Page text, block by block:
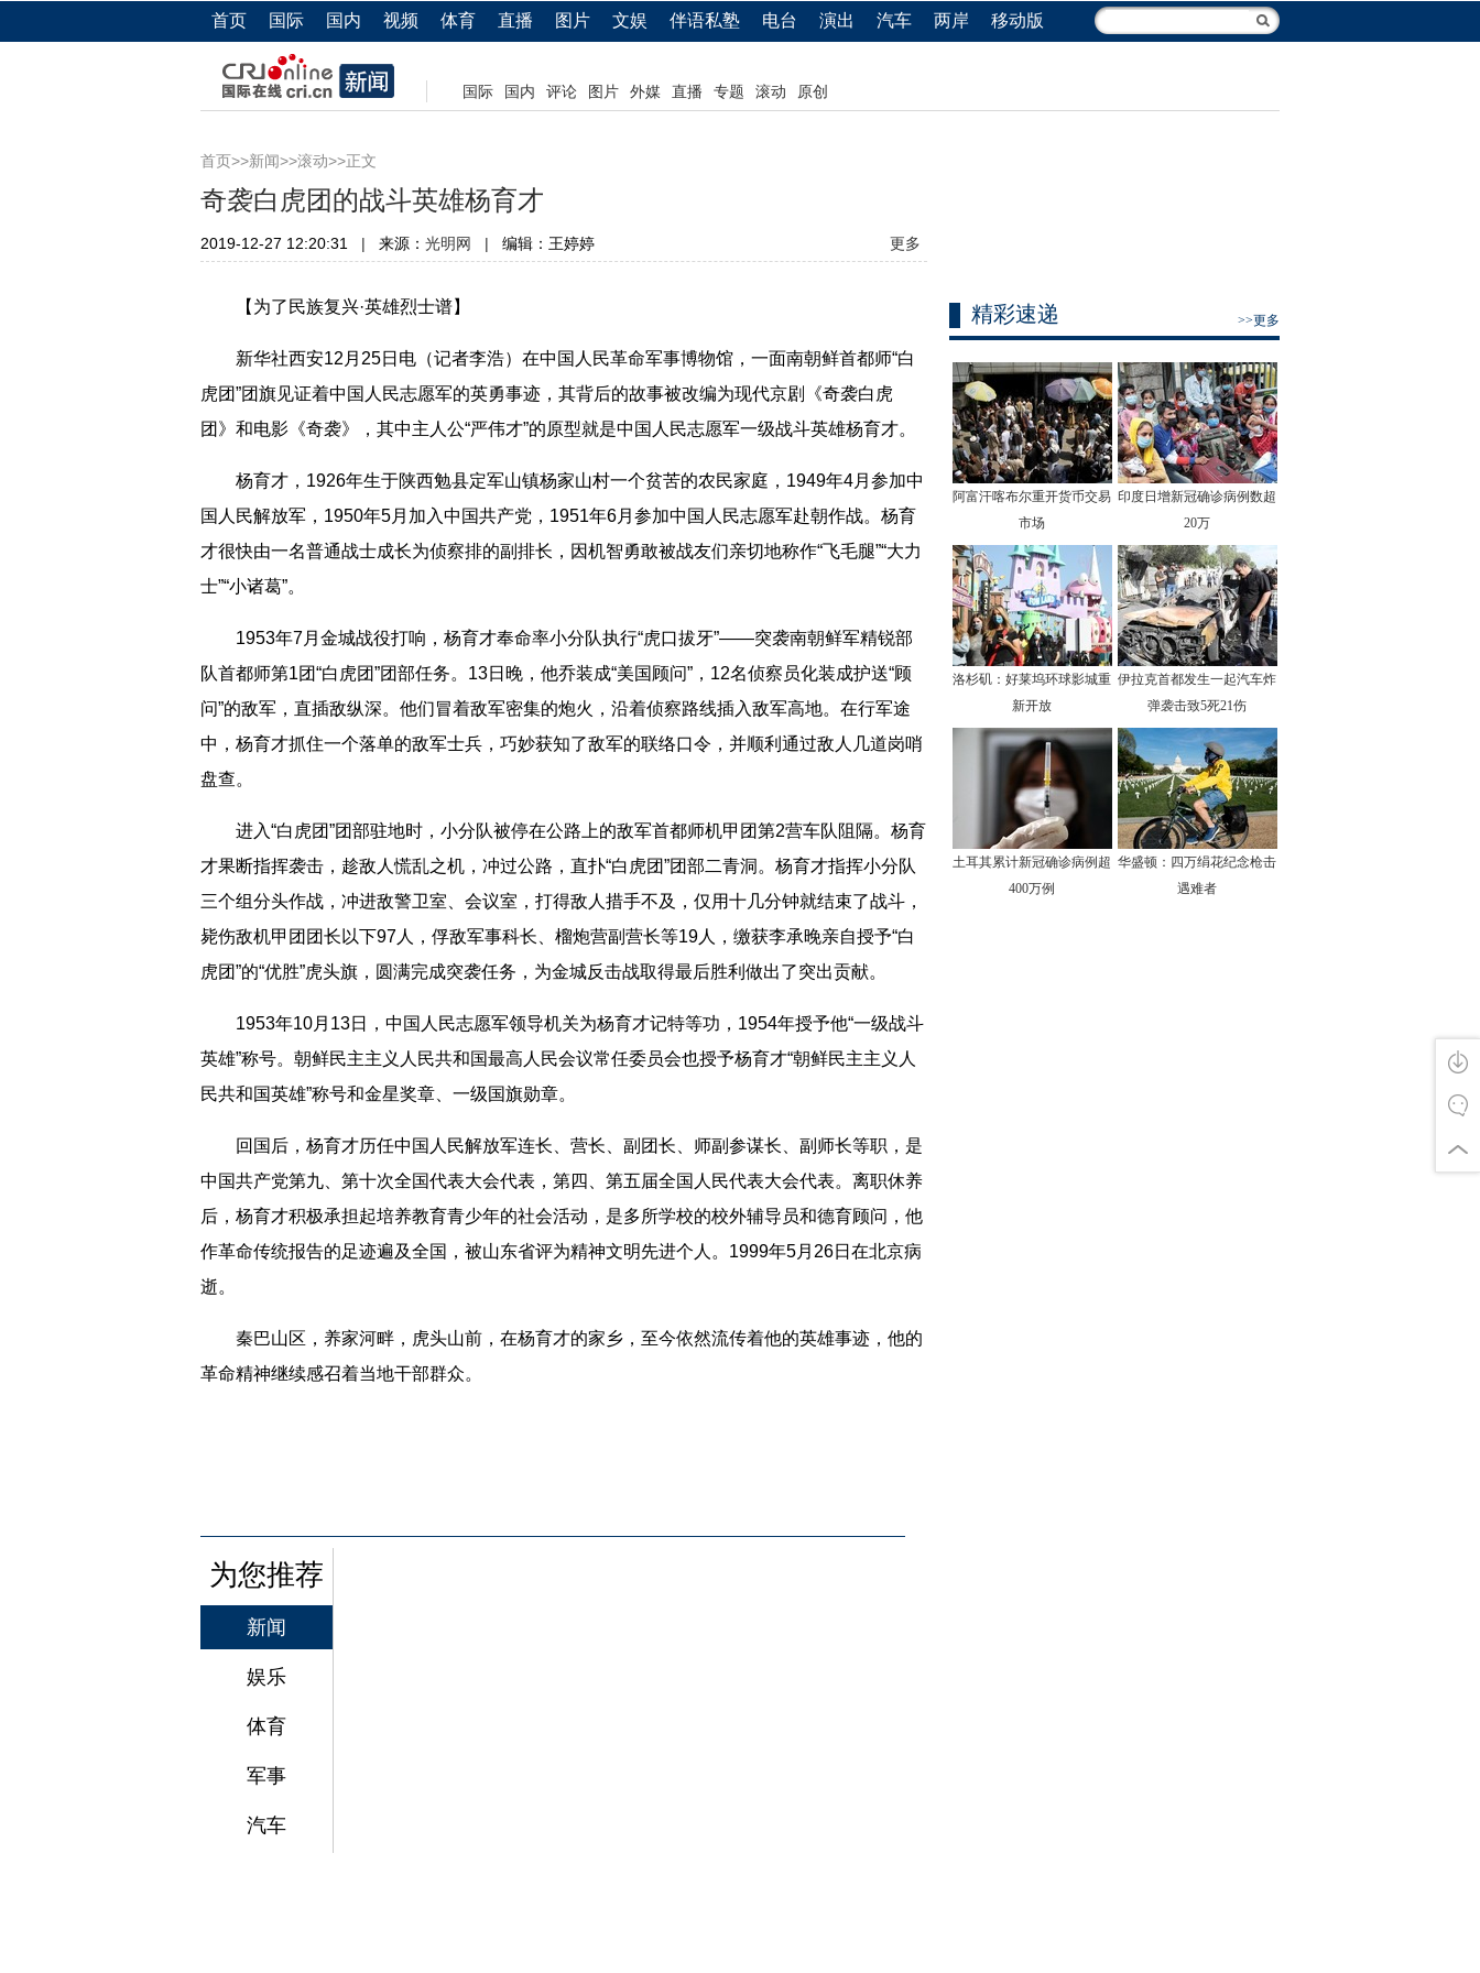
首页 国际 国内 视频 体育 直播 图片 文娱 伴语私塾 电台 演出 汽车 两岸 移动版
国际 国内 评论 图片 外媒 直播 专题 滚动 原创
首页 >>新闻>>滚动>>正文
奇袭白虎团的战斗英雄杨育才
2019-12-27 12:20:31 | 来源： 光明网 | 编辑：王婷婷 更多
【为了民族复兴·英雄烈士谱】
新华社西安12月25日电（记者李浩）在中国人民革命军事博物馆，一面南朝鲜首都师“白
虎团”团旗见证着中国人民志愿军的英勇事迹，其背后的故事被改编为现代京剧《奇袭白虎
团》和电影《奇袭》，其中主人公“严伟才”的原型就是中国人民志愿军一级战斗英雄杨育才。
杨育才，1926年生于陕西勉县定军山镇杨家山村一个贫苦的农民家庭，1949年4月参加中
国人民解放军，1950年5月加入中国共产党，1951年6月参加中国人民志愿军赴朝作战。杨育
才很快由一名普通战士成长为侦察排的副排长，因机智勇敢被战友们亲切地称作“飞毛腿”“大力
士”“小诸葛”。
1953年7月金城战役打响，杨育才奉命率小分队执行“虎口拔牙”——突袭南朝鲜军精锐部
队首都师第1团“白虎团”团部任务。13日晚，他乔装成“美国顾问”，12名侦察员化装成护送“顾
问”的敌军，直插敌纵深。他们冒着敌军密集的炮火，沿着侦察路线插入敌军高地。在行军途
中，杨育才抓住一个落单的敌军士兵，巧妙获知了敌军的联络口令，并顺利通过敌人几道岗哨
盘查。
进入“白虎团”团部驻地时，小分队被停在公路上的敌军首都师机甲团第2营车队阻隔。杨育
才果断指挥袭击，趁敌人慌乱之机，冲过公路，直扑“白虎团”团部二青洞。杨育才指挥小分队
三个组分头作战，冲进敌警卫室、会议室，打得敌人措手不及，仅用十几分钟就结束了战斗，
毙伤敌机甲团团长以下97人，俘敌军事科长、榴炮营副营长等19人，缴获李承晚亲自授予“白
虎团”的“优胜”虎头旗，圆满完成突袭任务，为金城反击战取得最后胜利做出了突出贡献。
1953年10月13日，中国人民志愿军领导机关为杨育才记特等功，1954年授予他“一级战斗
英雄”称号。朝鲜民主主义人民共和国最高人民会议常任委员会也授予杨育才“朝鲜民主主义人
民共和国英雄”称号和金星奖章、一级国旗勋章。
回国后，杨育才历任中国人民解放军连长、营长、副团长、师副参谋长、副师长等职，是
中国共产党第九、第十次全国代表大会代表，第四、第五届全国人民代表大会代表。离职休养
后，杨育才积极承担起培养教育青少年的社会活动，是多所学校的校外辅导员和德育顾问，他
作革命传统报告的足迹遍及全国，被山东省评为精神文明先进个人。1999年5月26日在北京病
逝。
秦巴山区，养家河畔，虎头山前，在杨育才的家乡，至今依然流传着他的英雄事迹，他的
革命精神继续感召着当地干部群众。
为您推荐
新闻
娱乐
体育
军事
汽车
精彩速递 >>更多
阿富汗喀布尔重开货币交易
市场
印度日增新冠确诊病例数超
20万
洛杉矶：好莱坞环球影城重
新开放
伊拉克首都发生一起汽车炸
弹袭击致5死21伤
土耳其累计新冠确诊病例超
400万例
华盛顿：四万绢花纪念枪击
遇难者